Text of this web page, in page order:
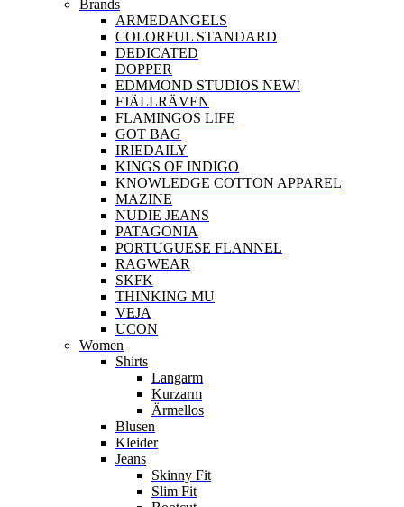
Brands
ARMEDANGELS
COLORFUL STANDARD
DEDICATED
DOPPER
EDMMOND STUDIOS NEW!
FJÄLLRÄVEN
FLAMINGOS LIFE
GOT BAG
IRIEDAILY
KINGS OF INDIGO
KNOWLEDGE COTTON APPAREL
MAZINE
NUDIE JEANS
PATAGONIA
PORTUGUESE FLANNEL
RAGWEAR
SKFK
THINKING MU
VEJA
UCON
Women
Shirts
Langarm
Kurzarm
Ärmellos
Blusen
Kleider
Jeans
Skinny Fit
Slim Fit